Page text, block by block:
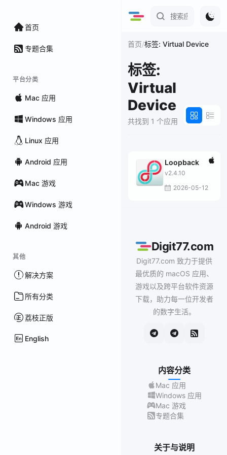
首页
专题合集
平台分类
Mac 应用
Windows 应用
Linux 应用
Android 应用
Mac 游戏
Windows 游戏
Android 游戏
其他
解决方案
所有分类
荔枝正版
English
首页/标签: Virtual Device
标签:
Virtual
Device
共找到 1 个应用
Loopback
v2.4.10
2026-05-12
Digit77.com
Digit77.com 致力于提供
最优质的 macOS 应用、
游戏以及跨平台软件资源
下载，助力每一位开发者
的数字生活。
内容分类
Mac 应用
Windows 应用
Mac 游戏
专题合集
关于与说明